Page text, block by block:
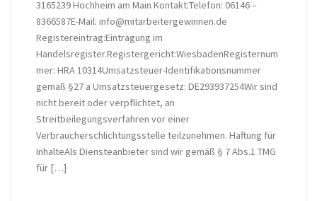
3165239 Hochheim am Main Kontakt:Telefon: 06146 –
8366587E-Mail: info@mitarbeitergewinnen.de
Registereintrag:Eintragung im
Handelsregister.Registergericht:WiesbadenRegisternum
mer: HRA 10314Umsatzsteuer-Identifikationsnummer
gemäß §27 a Umsatzsteuergesetz: DE293937254Wir sind
nicht bereit oder verpflichtet, an
Streitbeilegungsverfahren vor einer
Verbraucherschlichtungsstelle teilzunehmen. Haftung für
InhalteAls Diensteanbieter sind wir gemäß § 7 Abs.1 TMG
für […]